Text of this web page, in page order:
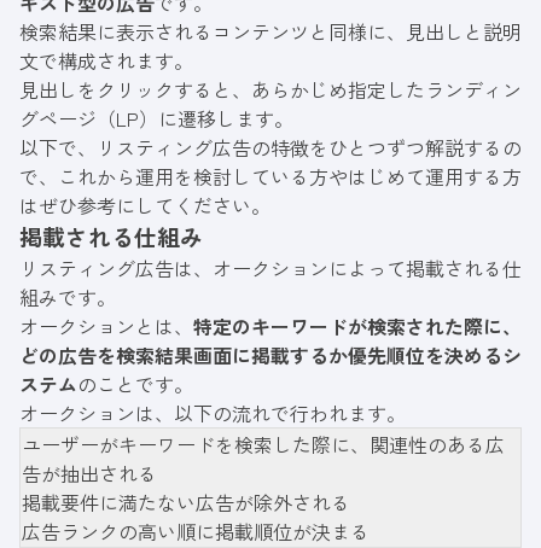
検索結果に表示されるコンテンツと同様に、見出しと説明
文で構成されます。
見出しをクリックすると、あらかじめ指定したランディン
グページ（LP）に遷移します。
以下で、リスティング広告の特徴をひとつずつ解説するの
で、これから運用を検討している方やはじめて運用する方
はぜひ参考にしてください。
掲載される仕組み
リスティング広告は、オークションによって掲載される仕
組みです。
オークションとは、 特定のキーワードが検索された際に、
どの広告を検索結果画面に掲載するか優先順位を決めるシ
ステムのことです。
オークションは、以下の流れで行われます。
ユーザーがキーワードを検索した際に、関連性のある広
告が抽出される
掲載要件に満たない広告が除外される
広告ランクの高い順に掲載順位が決まる